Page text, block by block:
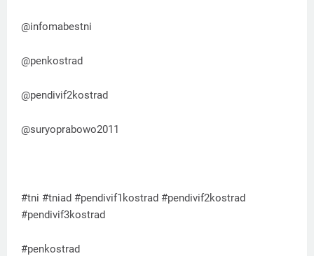
@infomabestni
@penkostrad
@pendivif2kostrad
@suryoprabowo2011
#tni #tniad #pendivif1kostrad #pendivif2kostrad
#pendivif3kostrad
#penkostrad